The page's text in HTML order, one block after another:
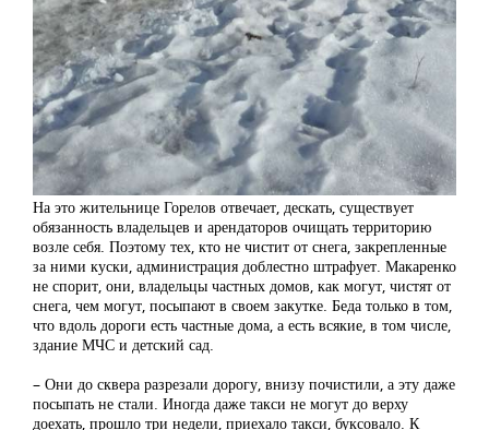
На это жительнице Горелов отвечает, дескать, существует
обязанность владельцев и арендаторов очищать территорию
возле себя. Поэтому тех, кто не чистит от снега, закрепленные
за ними куски, администрация доблестно штрафует. Макаренко
не спорит, они, владельцы частных домов, как могут, чистят от
снега, чем могут, посыпают в своем закутке. Беда только в том,
что вдоль дороги есть частные дома, а есть всякие, в том числе,
здание МЧС и детский сад.
– Они до сквера разрезали дорогу, внизу почистили, а эту даже
посыпать не стали. Иногда даже такси не могут до верху
доехать, прошло три недели, приехало такси, буксовало. К